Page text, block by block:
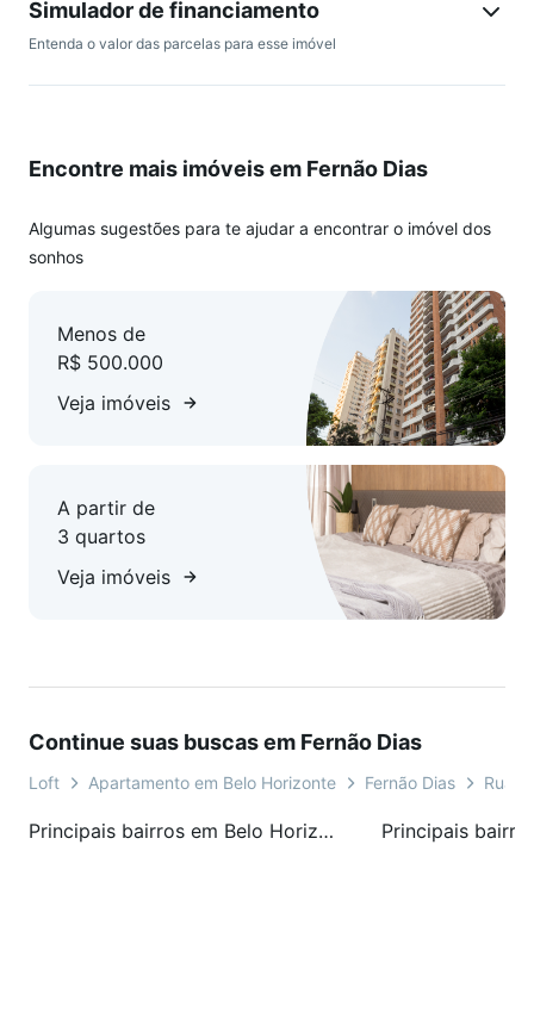
bancada em granito e armários planejados, com piso em
porcelanato.
Condomínio:
está inclusa no valor do condomínio.
Sistema de Segurança Completo
Vagas de Garagem:
02 Vagas em Linha, Cobertas e Demarcadas: Duas vagas de
garagem.
Valores sujeitos à alteração sem aviso prévio.
Simulador de financiamento
Entenda o valor das parcelas para esse imóvel
Encontre mais imóveis em Fernão Dias
Algumas sugestões para te ajudar a encontrar o imóvel dos
sonhos
Menos de
R$ 500.000
Veja imóveis
A partir de
3 quartos
Veja imóveis
Continue suas buscas em Fernão Dias
Loft Apartamento em Belo Horizonte Fernão Dias Rua
Principais bairros em Belo Horizonte, MG